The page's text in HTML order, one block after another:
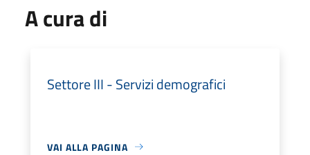
A cura di
Settore III - Servizi demografici
VAI ALLA PAGINA